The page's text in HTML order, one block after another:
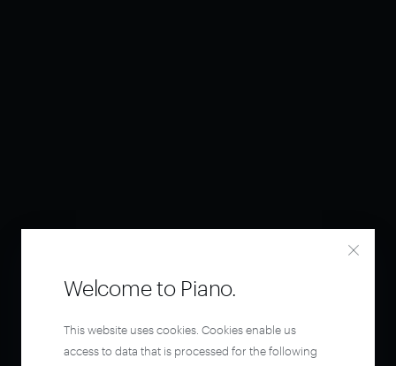
Welcome to Piano.
This website uses cookies. Cookies enable us
access to data that is processed for the following